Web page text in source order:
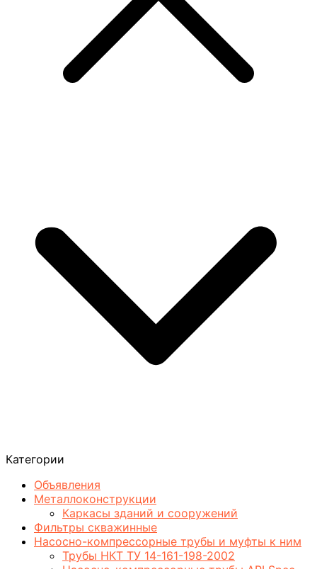
Категории
Объявления
Металлоконструкции
Каркасы зданий и сооружений
Фильтры скважинные
Насосно-компрессорные трубы и муфты к ним
Трубы НКТ ТУ 14-161-198-2002